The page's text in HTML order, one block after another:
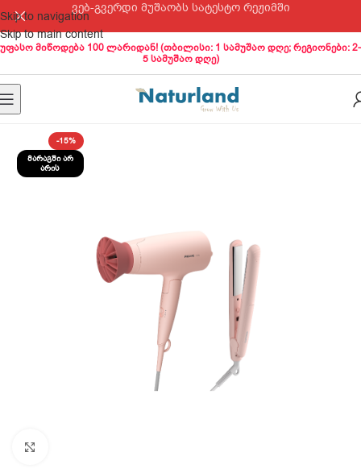
Skip to navigation
Skip to main content
ვებ-გვერდი მუშაობს სატესტო რეჟიმში
უფასო მიწოდება 100 ლარიდან! (თბილისი: 1 სამუშაო დღე; რეგიონები: 2-
5 სამუშაო დღე)
-15%
ᲛᲐᲠᲐᲒᲨᲘ ᲐᲠ
ᲐᲠᲘᲡ